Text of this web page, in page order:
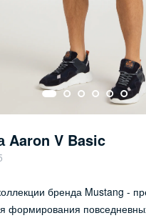
Aaron V Basic
бренда Mustang -
формирования